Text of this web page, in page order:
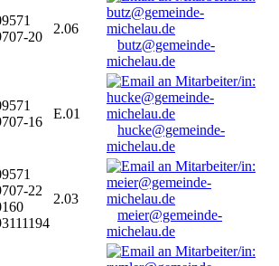
20
2.06
butz@gemeinde-
michelau.de
16
E.01
hucke@gemeinde-
michelau.de
22
2.03
meier@gemeinde-
michelau.de